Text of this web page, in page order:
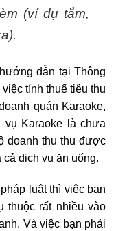
(ví dụ tắm,
dẫn tại Thông
tính thuế tiêu thu
quán Karaoke,
Karaoke là chưa
doanh thu thu được
dịch vụ ăn uống.
luật thì việc bạn
thuộc rất nhiều vào
Và việc bạn phải